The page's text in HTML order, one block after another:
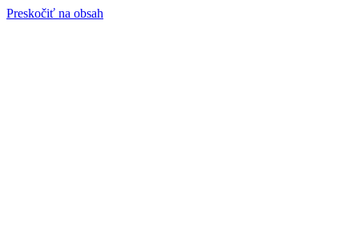
Preskočiť na obsah